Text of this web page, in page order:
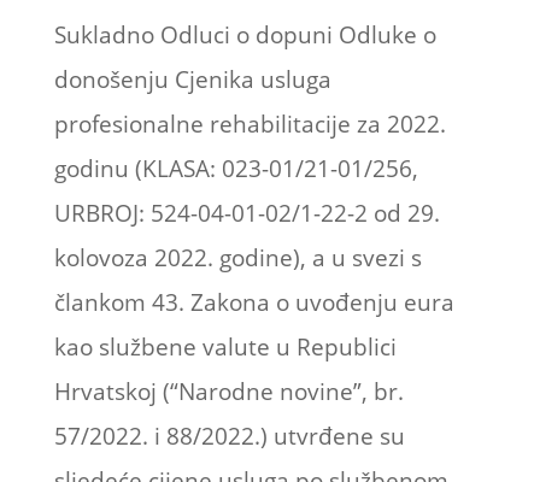
Sukladno Odluci o dopuni Odluke o
donošenju Cjenika usluga
profesionalne rehabilitacije za 2022.
godinu (KLASA: 023-01/21-01/256,
URBROJ: 524-04-01-02/1-22-2 od 29.
kolovoza 2022. godine), a u svezi s
člankom 43. Zakona o uvođenju eura
kao službene valute u Republici
Hrvatskoj (“Narodne novine”, br.
57/2022. i 88/2022.) utvrđene su